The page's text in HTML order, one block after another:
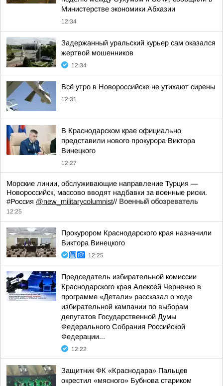
Министерстве экономики Абхазии
12:34
Задержанный уральский курьер сам оказался
жертвой мошенников
12:34
Всё утро в Новороссийске не утихают сирены
12:31
В Краснодарском крае официально
представили нового прокурора Виктора
Винецкого
12:27
Морские линии, обслуживающие направление Турция —
Новороссийск, массово вводят надбавки за военные риски.
#Россия @new_militarycolumnist// Военный обозреватель
12:25
Прокурором Краснодарского края назначили
Виктора Винецкого
12:25
Председатель избирательной комиссии
Краснодарского края Алексей Черненко в
программе «Детали» рассказал о ходе
избирательной кампании по выборам
депутатов Государственной Думы
Федерального Собрания Российской
Федерации...
12:22
Защитник ФК «Краснодара» Пальцев
окрестил «мясного» Бубнова стариком